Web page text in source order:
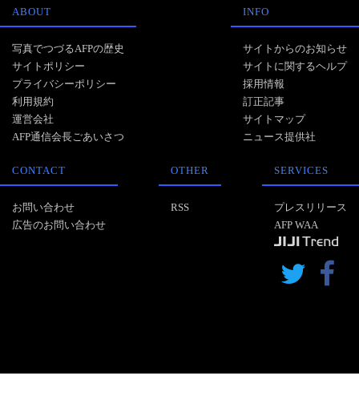
ABOUT
写真でつづるAFPの歴史
サイトポリシー
プライバシーポリシー
利用規約
運営会社
AFP通信会長ごあいさつ
INFO
サイトからのお知らせ
サイトに関するヘルプ
採用情報
訂正記事
サイトマップ
ニュース提供社
CONTACT
お問い合わせ
広告のお問い合わせ
OTHER
RSS
SERVICES
プレスリリース
AFP WAA